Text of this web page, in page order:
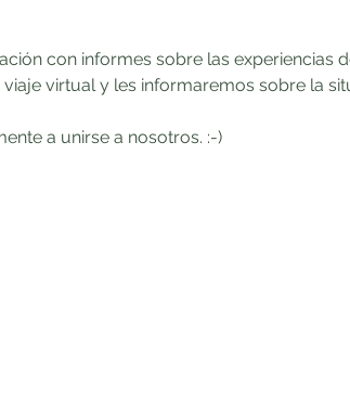
con informes sobre las experiencias
virtual y les informaremos sobre la
a unirse a nosotros. :-)